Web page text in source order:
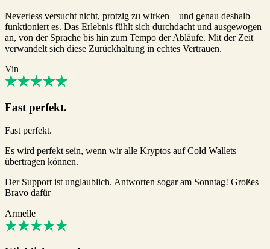
Neverless versucht nicht, protzig zu wirken – und genau deshalb
funktioniert es. Das Erlebnis fühlt sich durchdacht und ausgewogen
an, von der Sprache bis hin zum Tempo der Abläufe. Mit der Zeit
verwandelt sich diese Zurückhaltung in echtes Vertrauen.
Vin
Fast perfekt.
Fast perfekt.
Es wird perfekt sein, wenn wir alle Kryptos auf Cold Wallets
übertragen können.
Der Support ist unglaublich. Antworten sogar am Sonntag! Großes
Bravo dafür
Armelle